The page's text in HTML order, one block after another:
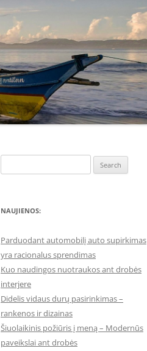
for:
NAUJIENOS:
Parduodant automobilį auto supirkimas
yra racionalus sprendimas
Kuo naudingos nuotraukos ant drobės
interjere
Didelis vidaus durų pasirinkimas –
rankenos ir dizainas
Šiuolaikinis požiūris į meną – Modernūs
paveikslai ant drobės